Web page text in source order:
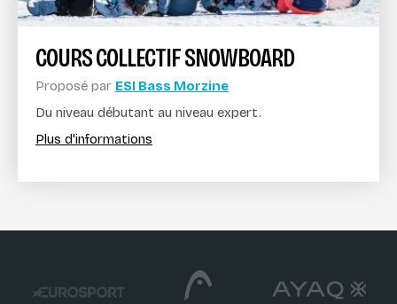
COURS COLLECTIF SNOWBOARD
Proposé par ESI Bass Morzine
Du niveau débutant au niveau expert.
Plus d'informations